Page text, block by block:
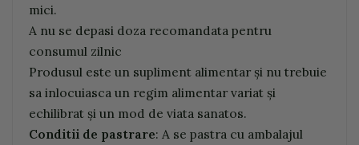
mici.
A nu se depasi doza recomandata pentru
consumul zilnic
Produsul este un supliment alimentar şi nu trebuie
sa inlocuiasca un regim alimentar variat şi
echilibrat şi un mod de viata sanatos.
Conditii de pastrare: A se pastra cu ambalajul